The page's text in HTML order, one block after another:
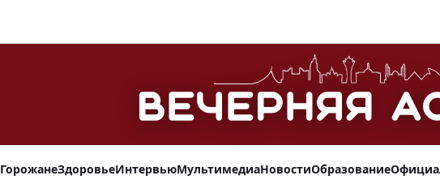
ГорожанеЗдоровьеИнтервьюМультимедиаНовостиОбразование